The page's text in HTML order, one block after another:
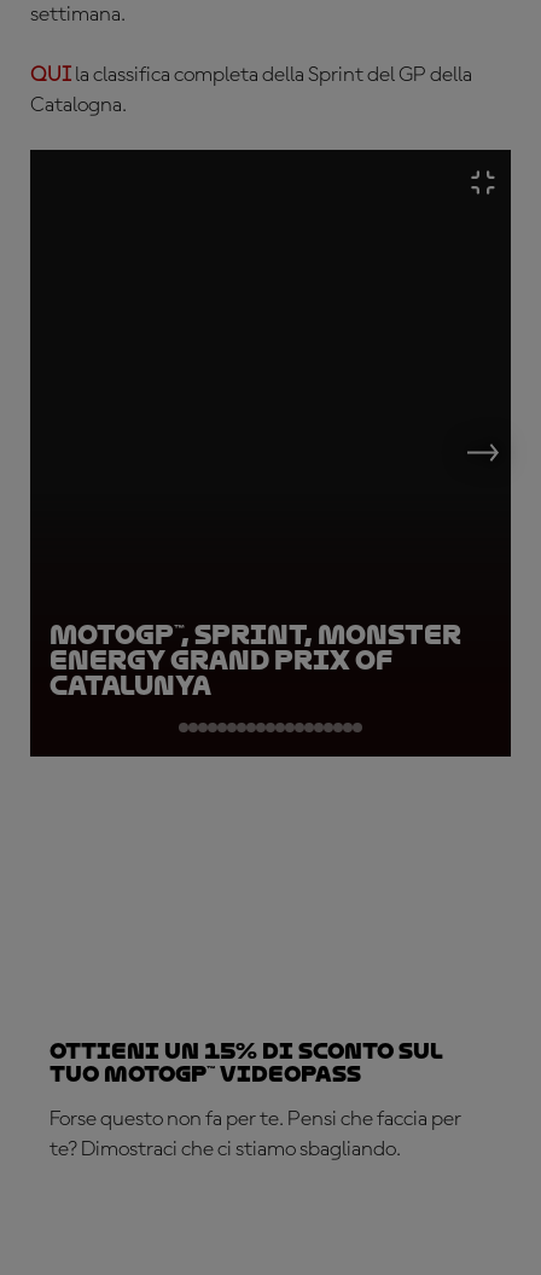
settimana.
QUI la classifica completa della Sprint del GP della
Catalogna.
MotoGP™, Sprint, Monster
Energy Grand Prix of
Catalunya
Ottieni un 15% di sconto sul
tuo MotoGP™ VideoPass
Forse questo non fa per te. Pensi che faccia per
te? Dimostraci che ci stiamo sbagliando.